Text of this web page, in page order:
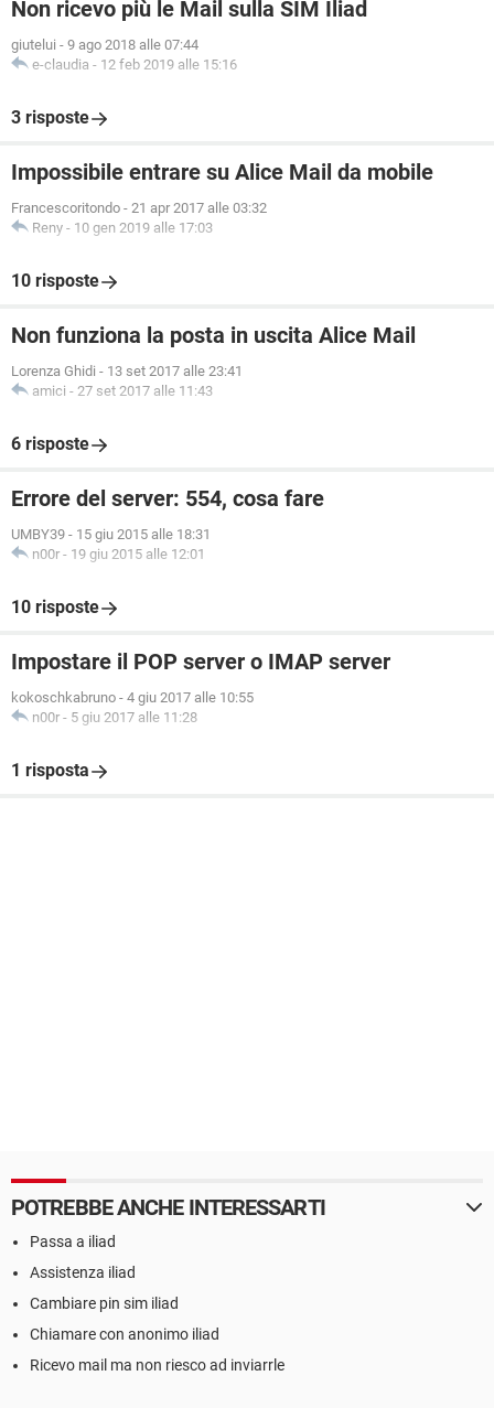
Non ricevo più le Mail sulla SIM Iliad
giutelui - 9 ago 2018 alle 07:44
e-claudia - 12 feb 2019 alle 15:16
3 risposte
Impossibile entrare su Alice Mail da mobile
Francescoritondo - 21 apr 2017 alle 03:32
Reny - 10 gen 2019 alle 17:03
10 risposte
Non funziona la posta in uscita Alice Mail
Lorenza Ghidi - 13 set 2017 alle 23:41
amici - 27 set 2017 alle 11:43
6 risposte
Errore del server: 554, cosa fare
UMBY39 - 15 giu 2015 alle 18:31
n00r - 19 giu 2015 alle 12:01
10 risposte
Impostare il POP server o IMAP server
kokoschkabruno - 4 giu 2017 alle 10:55
n00r - 5 giu 2017 alle 11:28
1 risposta
POTREBBE ANCHE INTERESSARTI
Passa a iliad
Assistenza iliad
Cambiare pin sim iliad
Chiamare con anonimo iliad
Ricevo mail ma non riesco ad inviarrle